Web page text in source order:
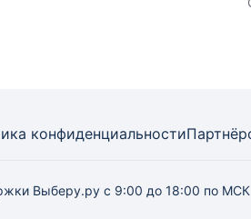
конфиденциальности
Выберу.ру с 9:00 до 18:00 по МСК